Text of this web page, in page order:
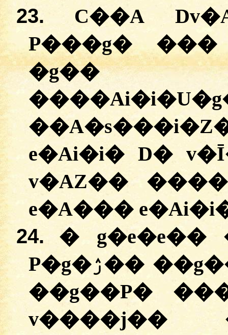
23.
C��A
P���g�
�g��
e�Ai�i� D�
v�AZ��
e�A���
24.
� g�e�e��
P�g�ۯ�� ��g��P� ����g�Z�� D�
��g��P�
v����j��